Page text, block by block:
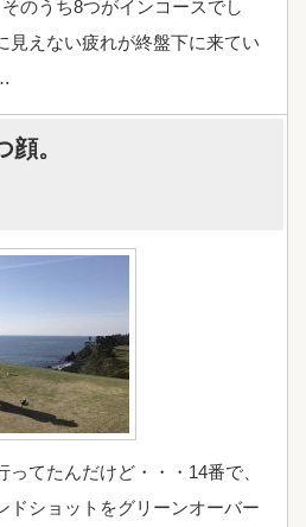
のうち8つがインコースでし
見えない疲れが終盤下に来てい
顔。
てたんだけど・・・14番で、
ドショットをグリーンオーバー